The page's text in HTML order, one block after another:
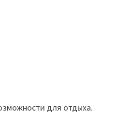
для отдыха.